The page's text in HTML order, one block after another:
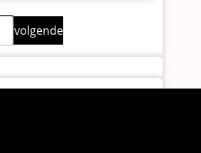
Volgende
pagina
volgende